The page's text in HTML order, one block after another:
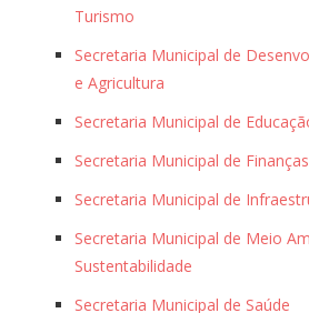
Turismo
Secretaria Municipal de
e Agricultura
Secretaria Municipal de
Secretaria Municipal de Finanças
Secretaria Municipal de
Secretaria Municipal de Meio
Sustentabilidade
Secretaria Municipal de Saúde